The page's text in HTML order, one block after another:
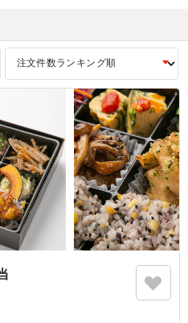
理もしっかりラインナップしていま